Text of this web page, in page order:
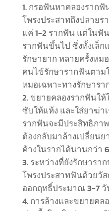
กรอฟันหาคลองรากฟั
โพรงประสาทถึงปลาย
แค่ 1-2 รากฟัน แต่ในฟั
รากฟันขึ้นไป ซึ่งทั้งเล็
รักษายาก หลายครั้งหม
คนไข้รักษารากฟันตาม
หมอเฉพาะทางรักษาร
ขยายคลองรากฟันใ
ซับให้แห้ง และใส่ยาฆ่า
รากฟันจะมีประสิทธิภา
ต้องกลับมาล้างเปลี่ยน
ค้างในรากได้นานกว่า
ระหว่างที่ยังรักษารา
โพรงประสาทฟันด้วยวั
ออกฤทธิ์ประมาณ 3-7
การล้างและขยายคล